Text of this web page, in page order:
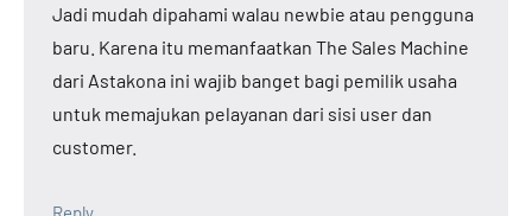
Jadi mudah dipahami walau newbie atau pengguna
baru. Karena itu memanfaatkan The Sales Machine
dari Astakona ini wajib banget bagi pemilik usaha
untuk memajukan pelayanan dari sisi user dan
customer.